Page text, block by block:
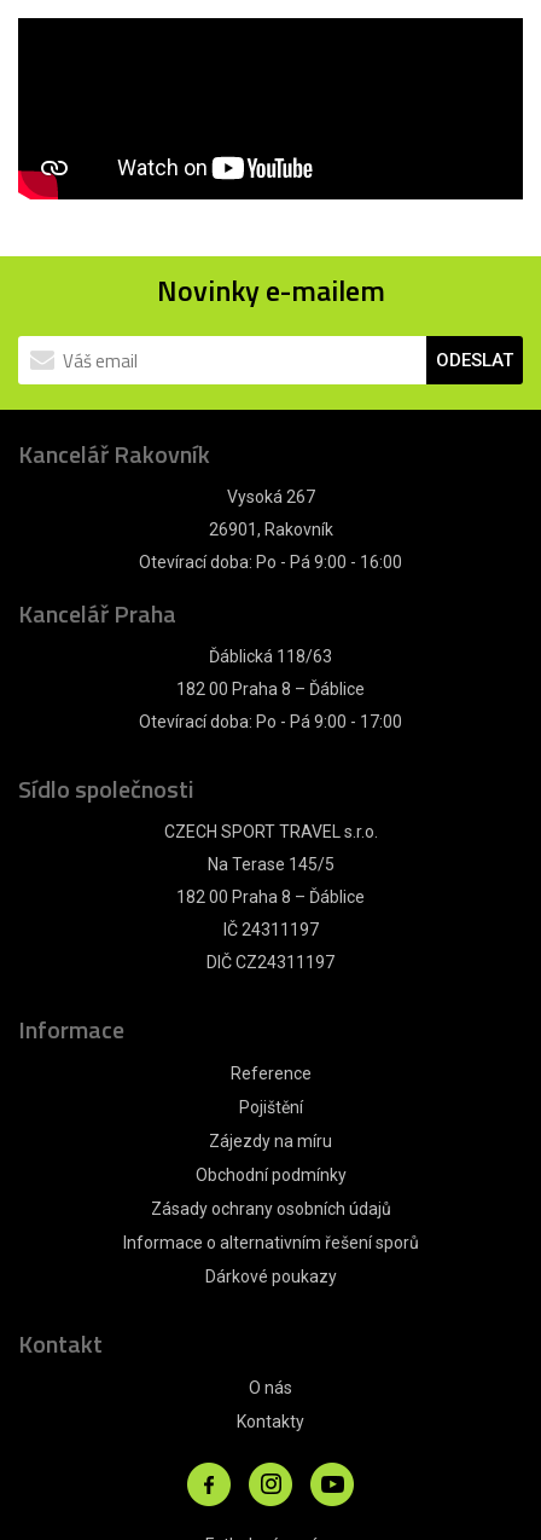
Novinky e-mailem
ODESLAT
Kancelář Rakovník
Vysoká 267
26901, Rakovník
Otevírací doba: Po - Pá 9:00 - 16:00
Kancelář Praha
Ďáblická 118/63
182 00 Praha 8 – Ďáblice
Otevírací doba: Po - Pá 9:00 - 17:00
Sídlo společnosti
CZECH SPORT TRAVEL s.r.o.
Na Terase 145/5
182 00 Praha 8 – Ďáblice
IČ 24311197
DIČ CZ24311197
Informace
Reference
Pojištění
Zájezdy na míru
Obchodní podmínky
Zásady ochrany osobních údajů
Informace o alternativním řešení sporů
Dárkové poukazy
Kontakt
O nás
Kontakty